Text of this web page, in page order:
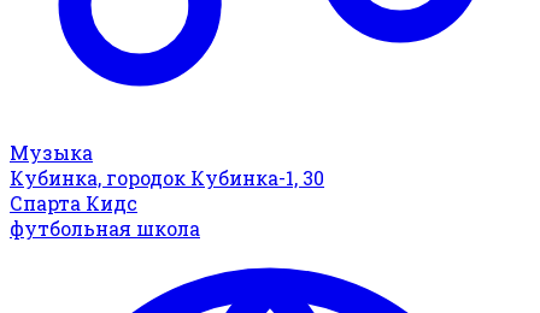
Музыка
Кубинка, городок Кубинка-1, 30
Спарта Кидс
футбольная школа